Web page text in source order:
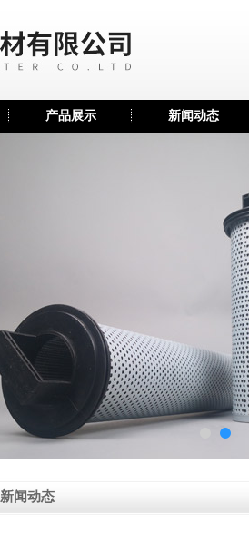
产品展示 新闻动态
新闻动态